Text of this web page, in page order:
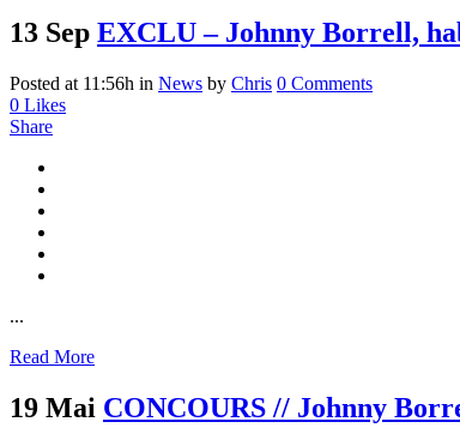
13 Sep EXCLU – Johnny Borrell,
Posted at 11:56h in News by Chris 0 Comments
0 Likes
Share
...
Read More
19 Mai CONCOURS // Johnny